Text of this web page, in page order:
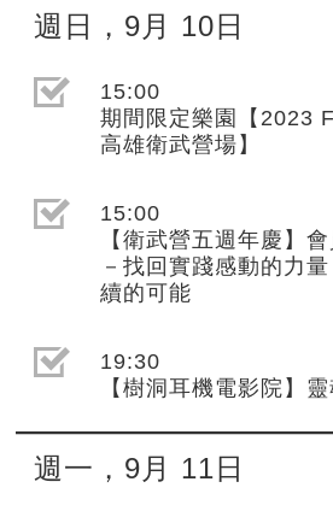
週日 ， 9月 10日
選取節目(未勾選)
15:00
期間限定樂園【2023
高雄衛武營場】
選取節目(未勾選)
15:00
【衛武營五週年慶】
－找回實踐感動的力
續的可能
選取節目(未勾選)
19:30
【樹洞耳機電影院】
週一 ， 9月 11日